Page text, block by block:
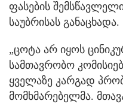
ფასების
საუბრისას განაცხადა.
„ცოტა არ იყოს
სამთავრობო
ყველაზე კარგად
მომხმარებელმა.